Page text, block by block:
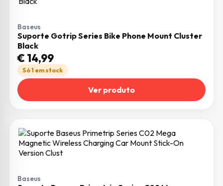
Baseus
Suporte Gotrip Series Bike Phone Mount Cluster
Black
€14,99
Só 1 em stock
Ver produto
Baseus